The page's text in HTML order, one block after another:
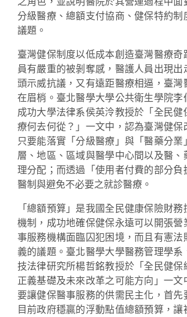
分級醫療、總額支付協商、健保特約制
議題。
臺灣健保制度以低成本創造臺灣醫療奇
員有嚴重的被剝奪感，醫護人員出現出
頭示威抗議，又有遠距醫療相逼，臺灣
在眉梢。臺北醫學大學公共衛生學院李
成功大學法律系侯英泠教授於「全民健
療何去何從？」一文中，認為臺灣健保
只要能落實「分級醫療」與「醫藥分業
層、地區、區域與醫學中心間以及醫、
理分配；而透過「使用者付費的部分負
醫制與避免不必要之就診醫療。
「總額預算」是我國全民健康保險財
機制，成功地確保健保永遠可以開張營
事服務機構面臨囚犯困境，而且有憲法
義的議題。臺北醫學大學醫務管理學系
技法律研究所楊哲銘教授於「全民健保
正義基礎及未來改革之可能方向」一文
要讓健保醫事服務的供需民主化，首先
目前政府穩贏的浮動點值總額預算，讓